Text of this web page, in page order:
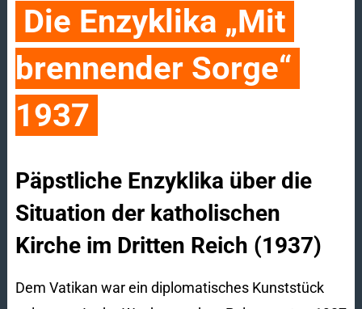
Die Enzyklika „Mit
brennender Sorge“
1937
Päpstliche Enzyklika über die
Situation der katholischen
Kirche im Dritten Reich (1937)
Dem Vatikan war ein diplomatisches Kunststück